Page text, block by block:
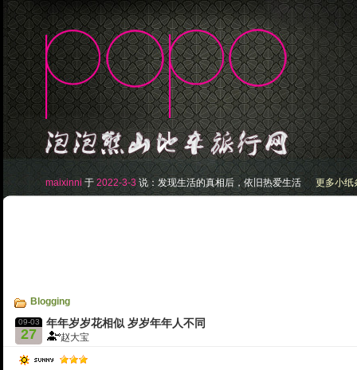
Blogging
09-03
27
年年岁岁花相似 岁岁年年人不同
赵大宝
maixinni 于 2022-3-3说： 发现生活的真相后，依旧热爱生活 更多小纸